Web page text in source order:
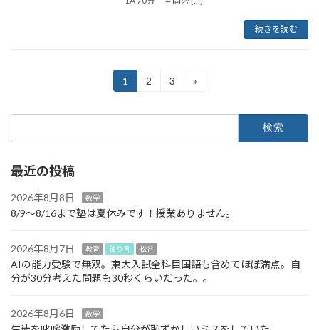
続きを読む
ー
ジ
り
固
定
1
固
2
固
3 »
最近の投稿
2026年8月8日 数学
8/9～8/16まで塾は夏休みです！授業ありません。
2026年8月7日 教育 独り言 松谷
AIの能力受験で無双。東大入試全科目国語も含めてほぼ満点。自
分が30分考えた問題も30秒くらいだった。。
2026年8月6日 数学